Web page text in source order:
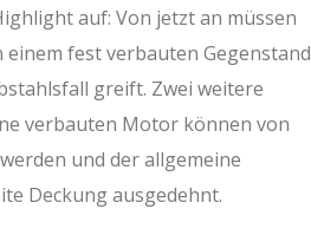
auf: Von jetzt an müssen
einem fest verbauten Gegenstand
greift. Zwei weitere
verbauten Motor können von
und der allgemeine
Deckung ausgedehnt.